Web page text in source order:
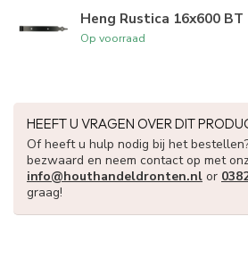
Heng Rustica 16x600 BT
Op voorraad
HEEFT U VRAGEN OVER DIT
Of heeft u hulp nodig bij het
bezwaard en neem contact op met
info@houthandeldronten.nl or
graag!